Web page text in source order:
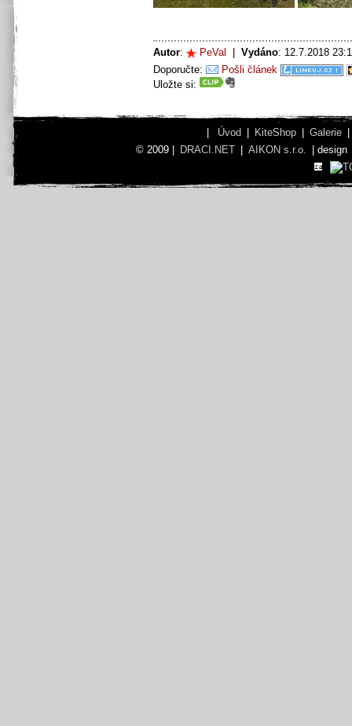
Autor: PeVal Vydáno: 12.7.2018
Doporučte:
Pošli článek
Uložte si:
Úvod KiteShop Galerie
© 2009 |
DRACI.NET AIKON s.r.o. | design